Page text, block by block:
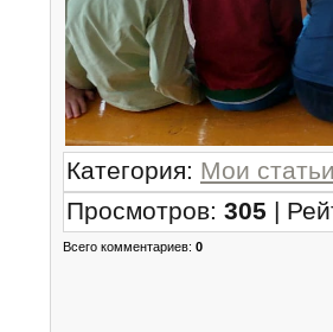
Категория: Мои
Просмотров: 305 |
Всего комментариев: 0